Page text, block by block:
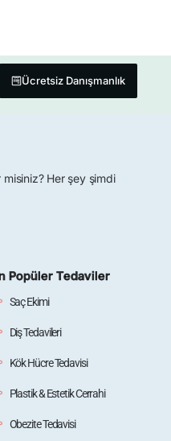
Ücretsiz Danışmanlık
Her şey şimdi
Popüler Tedaviler
Saç Ekimi
Diş Tedavileri
Kök Hücre Tedavisi
Plastik & Estetik Cerrahi
Obezite Tedavisi